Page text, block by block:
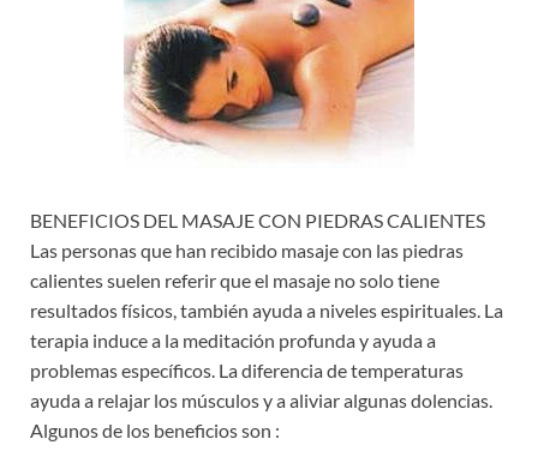
BENEFICIOS DEL MASAJE CON PIEDRAS CALIENTES
Las personas que han recibido masaje con las piedras
calientes suelen referir que el masaje no solo tiene
resultados físicos, también ayuda a niveles espirituales. La
terapia induce a la meditación profunda y ayuda a
problemas específicos. La diferencia de temperaturas
ayuda a relajar los músculos y a aliviar algunas dolencias.
Algunos de los beneficios son :